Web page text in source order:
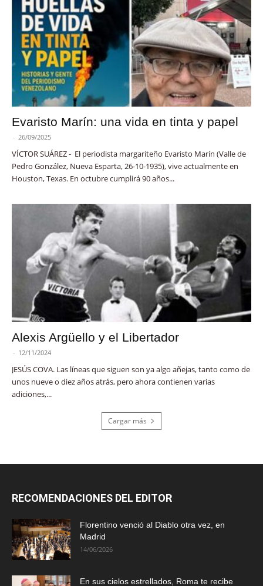
Evaristo Marín: una vida en tinta y papel
- 26/09/2025
VÍCTOR SUÁREZ - El periodista margariteño Evaristo Marín (Valle de
Pedro González, Nueva Esparta, 26-10-1935), vive actualmente en
Houston, Texas. En octubre cumplirá 90 años...
Alexis Argüello y el Libertador
- 12/11/2024
JESÚS COVA. Las líneas que siguen son ya algo añejas, tanto como de
unos nueve o diez años atrás, pero ahora contienen varias
adiciones,...
Cargar más
RECOMENDACIONES DEL EDITOR
Florentino venció al Diablo otra vez, en
Madrid
14/06/2026
En sus cielos estrellados, Roma te recibe